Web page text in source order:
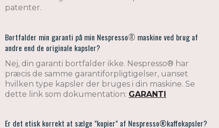
patenter.
Bortfalder min garanti på min Nespresso® maskine ved brug af
andre end de originale kapsler?
Nej, din garanti bortfalder ikke. Nespresso® har
præcis de samme garantiforpligtigelser, uanset
hvilken type kapsler der bruges i din maskine. Se
dette link som dokumentation: GARANTI
Er det etisk korrekt at sælge "kopier" af Nespresso®kaffekapsler?